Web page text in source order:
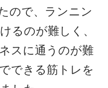
ので、ランニン
るのが難しく、
スに通うのが難
できる筋トレを